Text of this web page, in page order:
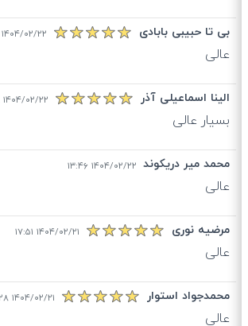
بی تا حبیبی بابادی ۱۴۰۴/۰۲/۲۲ ۲۰:۲۱
عالی
الینا اسماعیلی آذر ۱۴۰۴/۰۲/۲۲ ۱۵:۳۹
بسیار عالی
محمد میر دریکوند ۱۴۰۴/۰۲/۲۲ ۱۳:۴۶
عالی
مرضیه نوری ۱۴۰۴/۰۲/۲۱ ۱۷:۵۱
عالی
محمدجواد استوار ۱۴۰۴/۰۲/۲۱ ۱۲:۲۸
عالی